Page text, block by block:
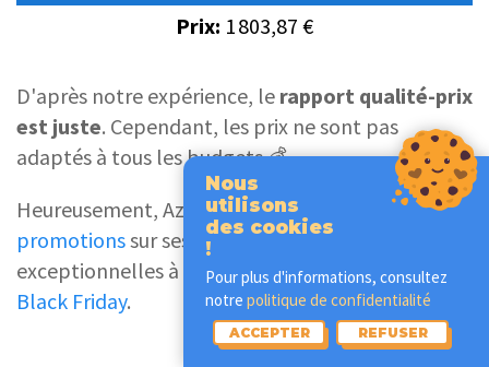
Prix: 1 803,87 €
D'après notre expérience, le rapport qualité-prix
est juste. Cependant, les prix ne sont pas
adaptés à tous les budgets 💰
Heureusement, Aznar propose régulièrement des
promotionssur ses articles. Aussi, profitez d’offres
exceptionnelles à l’occasion dessoldes ou du
Black Friday.
Nous
utilisons
des cookies
!
Pour plus d'informations, consultez
notre politique de confidentialité
ACCEPTER REFUSER